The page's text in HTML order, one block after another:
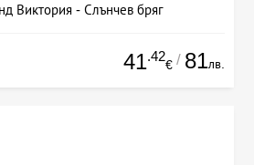
Виктория - Слънчев бряг
41.42
€ / 81лв.